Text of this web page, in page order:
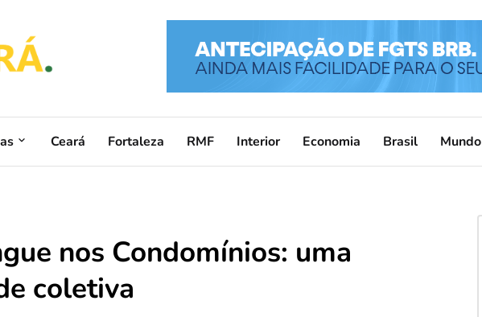
Ceará Fortaleza RMF Interior Economia Brasil Mundo
nos Condomínios: uma
coletiva